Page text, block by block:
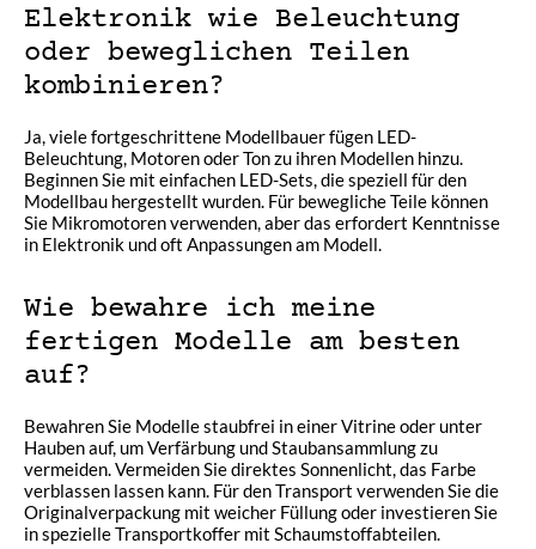
Elektronik wie Beleuchtung
oder beweglichen Teilen
kombinieren?
Ja, viele fortgeschrittene Modellbauer fügen LED-
Beleuchtung, Motoren oder Ton zu ihren Modellen hinzu.
Beginnen Sie mit einfachen LED-Sets, die speziell für den
Modellbau hergestellt wurden. Für bewegliche Teile können
Sie Mikromotoren verwenden, aber das erfordert Kenntnisse
in Elektronik und oft Anpassungen am Modell.
Wie bewahre ich meine
fertigen Modelle am besten
auf?
Bewahren Sie Modelle staubfrei in einer Vitrine oder unter
Hauben auf, um Verfärbung und Staubansammlung zu
vermeiden. Vermeiden Sie direktes Sonnenlicht, das Farbe
verblassen lassen kann. Für den Transport verwenden Sie die
Originalverpackung mit weicher Füllung oder investieren Sie
in spezielle Transportkoffer mit Schaumstoffabteilen.